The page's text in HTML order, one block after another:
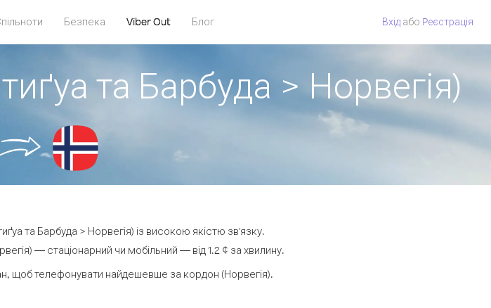
Безпека Viber Out Блог Вхід або Pеєстрація
та Барбуда > Норвегія)
та Барбуда > Норвегія) із високою якістю зв'язку.
— стаціонарний чи мобільний — від 1.2 ¢ за хвилину.
щоб телефонувати найдешевше за кордон (Норвегія).